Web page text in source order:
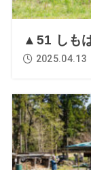
▲51 しも
2025.04.13